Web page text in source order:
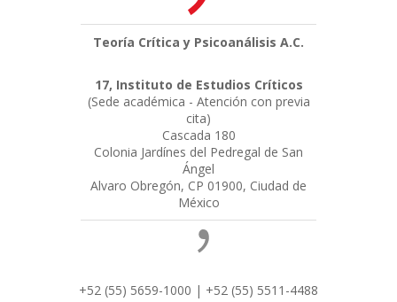
Teoría Crítica y Psicoanálisis A.C.
17, Instituto de Estudios Críticos
(Sede académica - Atención con previa
cita)
Cascada 180
Colonia Jardínes del Pedregal de San
Ángel
Alvaro Obregón, CP 01900, Ciudad de
México
+52 (55) 5659-1000 | +52 (55) 5511-4488